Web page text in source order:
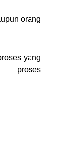
orang
yang
proses